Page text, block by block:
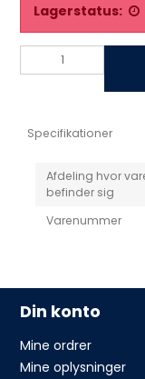
Lagerstatus:
Specifikationer
Afdeling hvor
befinder sig
Varenummer
Din konto
Mine ordrer
Mine oplysninger